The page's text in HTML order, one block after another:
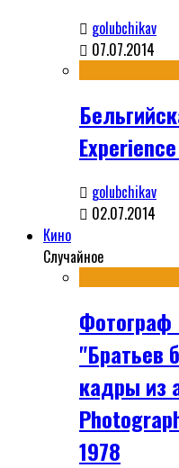
golubchikav
07.07.2014
golubchikav
02.07.2014
Кино
Случайное
"Братьев
кадры из
1978